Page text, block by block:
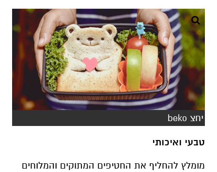
יחצ beko
טבעי ואיכותי
מומלץ להחליף את החטיפים המתוקים והמלוחים